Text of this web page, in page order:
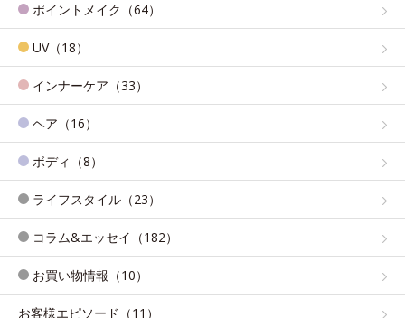
ポイントメイク（64）
UV（18）
インナーケア（33）
ヘア（16）
ボディ（8）
ライフスタイル（23）
コラム&エッセイ（182）
お買い物情報（10）
お客様エピソード（11）